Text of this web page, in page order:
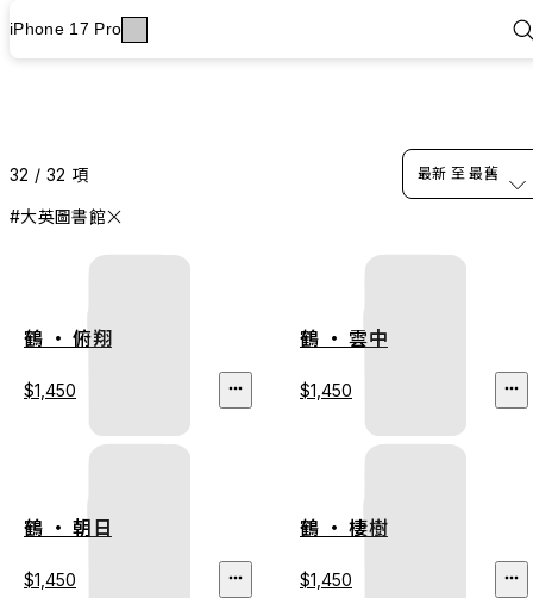
iPhone 17 Pro
32 / 32 項
#大英圖書館
最新 至 最舊
鶴 ‧ 俯翔
$1,450
鶴 ‧ 雲中
$1,450
鶴 ‧ 朝日
$1,450
鶴 ‧ 棲樹
$1,450